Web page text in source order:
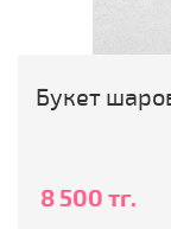
Букет
8 500 тг.